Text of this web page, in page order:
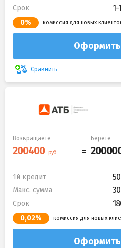
Срок
0% комиссия для новых
Оформить
Сравнить
Возвращаете Берете
1й кредит
Макс. сумма
Срок
0,02% комиссия для новых
Оформить